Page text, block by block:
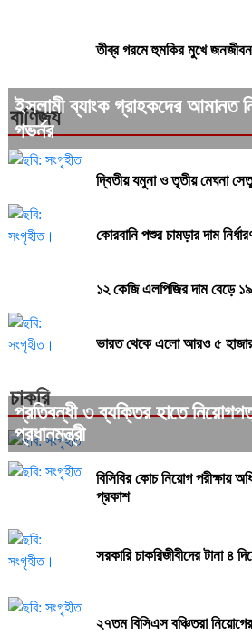
তীব্র গরমে হুমকির মুখে জনজীবন
বাণিজ্য
ইসলামী ব্যাংক গ্রাহকদের আমানত
গভর্নর
দ্বিতীয় যমুনা ও তৃতীয় মেঘনা সেতু
কোরবানি পশুর চামড়ার দাম
১২ কেজি এলপিজির দাম বেড়ে
ভারত থেকে এলো আরও ৫ হাজার
চাকরি
প্রতিবন্ধী ৩ ব্যক্তির হাতে
প্রধানমন্ত্রী
বিসিবির কোচ নিয়োগ পরীক্ষায়
প্রকাশ
সরকারি চাকরিজীবীদের টানা ৪
২৭তম বিসিএস বঞ্চিতরা